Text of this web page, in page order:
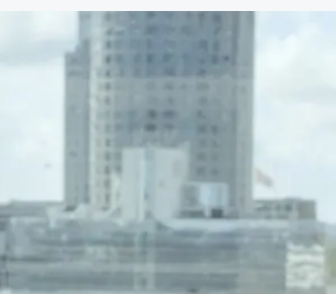
bij hun
de advocatenpas tot het
en geheimhoudernummers.